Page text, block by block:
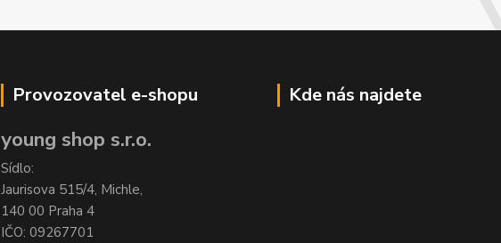
Provozovatel e-shopu
young shop s.r.o.
Sídlo:
Jaurisova 515/4, Michle,
140 00 Praha 4
IČO: 09267701
Kde nás najdete